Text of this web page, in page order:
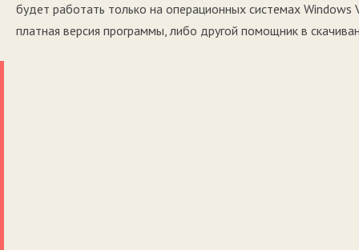
будет работать только на операционных системах
платная версия программы, либо другой помощник в